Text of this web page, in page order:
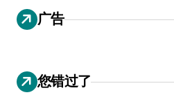
广告
您错过了